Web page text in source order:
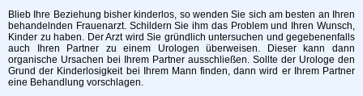
Blieb Ihre Beziehung bisher kinderlos, so wenden Sie sich am besten an Ihren
behandelnden Frauenarzt. Schildern Sie ihm das Problem und Ihren Wunsch,
Kinder zu haben. Der Arzt wird Sie gründlich untersuchen und gegebenenfalls
auch Ihren Partner zu einem Urologen überweisen. Dieser kann dann
organische Ursachen bei Ihrem Partner ausschließen. Sollte der Urologe den
Grund der Kinderlosigkeit bei Ihrem Mann finden, dann wird er Ihrem Partner
eine Behandlung vorschlagen.